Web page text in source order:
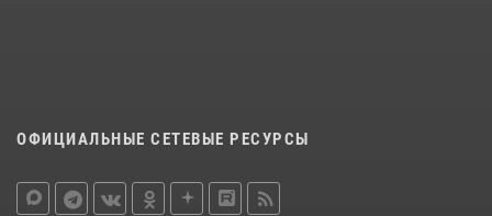
ОФИЦИАЛЬНЫЕ СЕТЕВЫЕ РЕСУРСЫ